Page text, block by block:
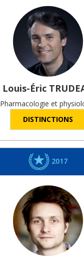
Louis-Éric
Pharmacologie et
DISTINCTIONS
2017